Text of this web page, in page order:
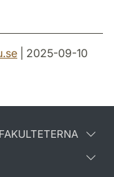
.se | 2025-09-10